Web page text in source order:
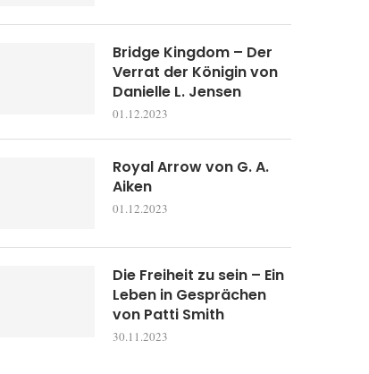
Bridge Kingdom – Der
Verrat der Königin von
Danielle L. Jensen
01.12.2023
Royal Arrow von G. A.
Aiken
01.12.2023
Die Freiheit zu sein – Ein
Leben in Gesprächen
von Patti Smith
30.11.2023